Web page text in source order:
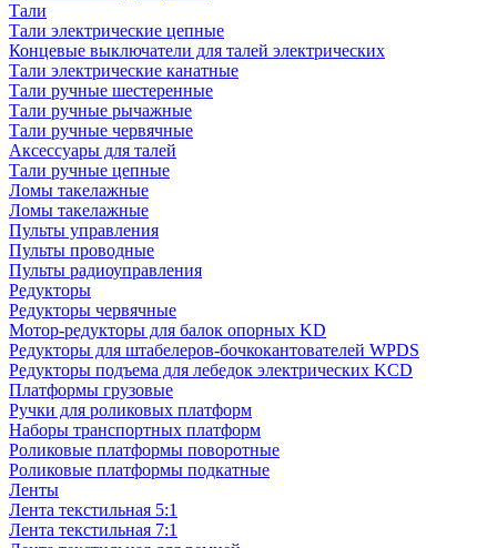
Тали
Тали электрические цепные
Концевые выключатели для талей электрических
Тали электрические канатные
Тали ручные шестеренные
Тали ручные рычажные
Тали ручные червячные
Аксессуары для талей
Тали ручные цепные
Ломы такелажные
Ломы такелажные
Пульты управления
Пульты проводные
Пульты радиоуправления
Редукторы
Редукторы червячные
Мотор-редукторы для балок опорных KD
Редукторы для штабелеров-бочкокантователей WPDS
Редукторы подъема для лебедок электрических KCD
Платформы грузовые
Ручки для роликовых платформ
Наборы транспортных платформ
Роликовые платформы поворотные
Роликовые платформы подкатные
Ленты
Лента текстильная 5:1
Лента текстильная 7:1